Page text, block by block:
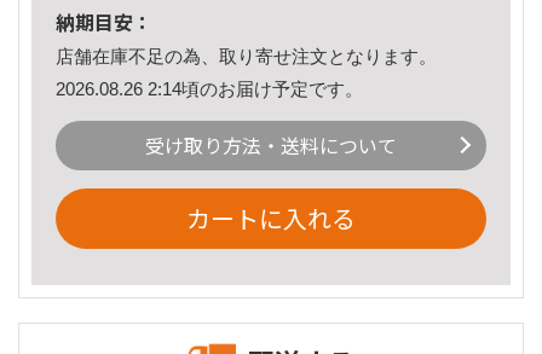
納期目安：
店舗在庫不足の為、取り寄せ注文となります。
2026.08.26 2:14頃のお届け予定です。
受け取り方法・送料について
カートに入れる